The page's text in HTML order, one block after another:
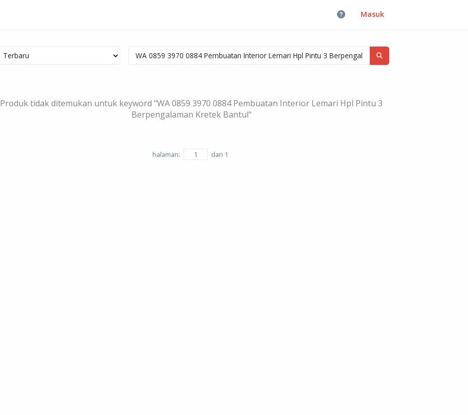
Masuk
Produk tidak ditemukan untuk keyword "WA 0859 3970 0884 Pembuatan Interior Lemari Hpl Pintu 3
Berpengalaman Kretek Bantul"
halaman: dari 1